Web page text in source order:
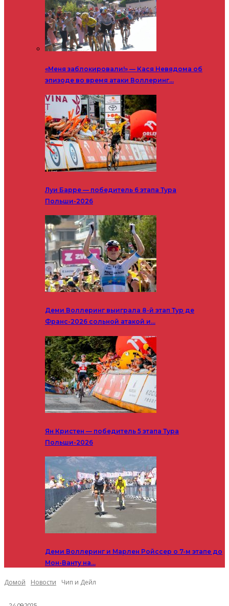
«Меня заблокировали!» — Кася Невядома об
эпизоде во время атаки Воллеринг…
Луи Барре — победитель 6 этапа Тура
Польши-2026
Деми Воллеринг выиграла 8-й этап Тур де
Франс-2026 сольной атакой и…
Ян Кристен — победитель 5 этапа Тура
Польши-2026
Деми Воллеринг и Марлен Ройссер о 7-м этапе до
Мон-Ванту на…
Домой Новости Чип и Дейл